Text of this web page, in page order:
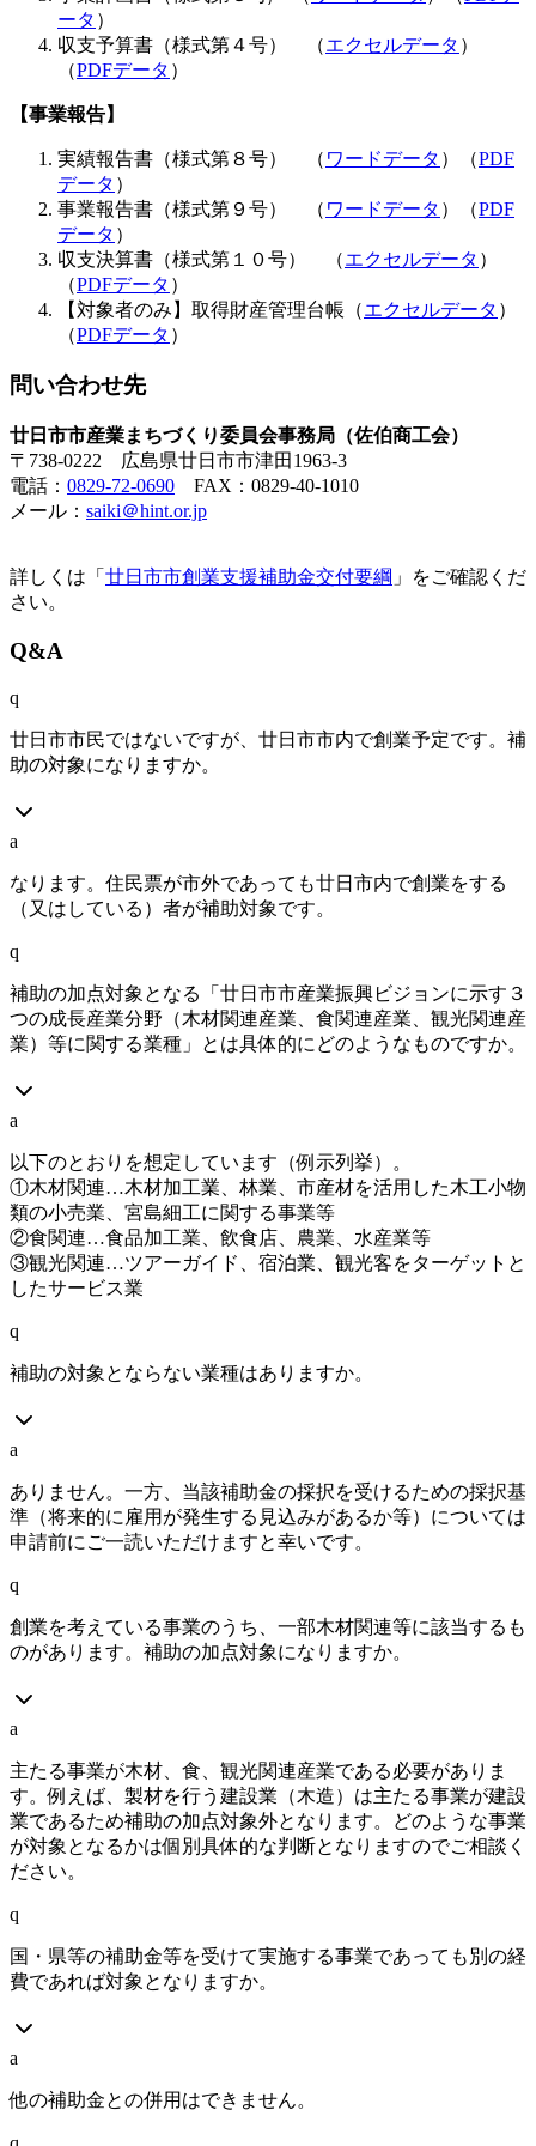
ータ ）
収支予算書（様式第４号） （エクセルデータ ）
（PDFデータ ）
【事業報告】
実績報告書（様式第８号） （ ワードデータ ）（PDF
データ ）
事業報告書（様式第９号） （ ワードデータ ）（PDF
データ ）
収支決算書（様式第１０号） （エクセルデータ ）
（PDFデータ ）
【対象者のみ】取得財産管理台帳（エクセルデータ ）
（PDFデータ ）
問い合わせ先
廿日市市産業まちづくり委員会事務局（佐伯商工会）
〒738-0222 広島県廿日市市津田1963-3
電話： 0829-72-0690 FAX：0829-40-1010
メール： saiki＠hint.or.jp
詳しくは「 廿日市市創業支援補助金交付要綱 」をご確認くだ
さい。
Q&A
q
廿日市市民ではないですが、廿日市市内で創業予定です。補
助の対象になりますか。
a
なります。住民票が市外であっても廿日市内で創業をする
（又はしている）者が補助対象です。
q
補助の加点対象となる「廿日市市産業振興ビジョンに示す３
つの成長産業分野（木材関連産業、食関連産業、観光関連産
業）等に関する業種」とは具体的にどのようなものですか。
a
以下のとおりを想定しています（例示列挙）。
①木材関連…木材加工業、林業、市産材を活用した木工小物
類の小売業、宮島細工に関する事業等
②食関連…食品加工業、飲食店、農業、水産業等
③観光関連…ツアーガイド、宿泊業、観光客をターゲットと
したサービス業
q
補助の対象とならない業種はありますか。
a
ありません。一方、当該補助金の採択を受けるための採択基
準（将来的に雇用が発生する見込みがあるか等）については
申請前にご一読いただけますと幸いです。
q
創業を考えている事業のうち、一部木材関連等に該当するも
のがあります。補助の加点対象になりますか。
a
主たる事業が木材、食、観光関連産業である必要がありま
す。例えば、製材を行う建設業（木造）は主たる事業が建設
業であるため補助の加点対象外となります。どのような事業
が対象となるかは個別具体的な判断となりますのでご相談く
ださい。
q
国・県等の補助金等を受けて実施する事業であっても別の経
費であれば対象となりますか。
a
他の補助金との併用はできません。